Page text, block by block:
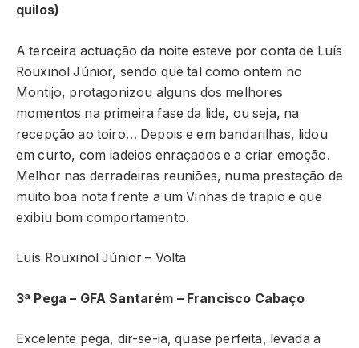
quilos)
A terceira actuação da noite esteve por conta de Luís
Rouxinol Júnior, sendo que tal como ontem no
Montijo, protagonizou alguns dos melhores
momentos na primeira fase da lide, ou seja, na
recepção ao toiro… Depois e em bandarilhas, lidou
em curto, com ladeios enraçados e a criar emoção.
Melhor nas derradeiras reuniões, numa prestação de
muito boa nota frente a um Vinhas de trapio e que
exibiu bom comportamento.
Luís Rouxinol Júnior – Volta
3ª Pega – GFA Santarém – Francisco Cabaço
Excelente pega, dir-se-ia, quase perfeita, levada a